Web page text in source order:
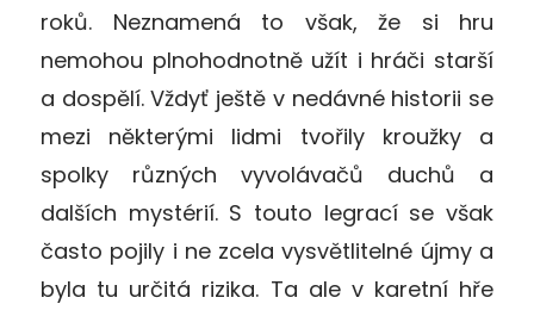
roků. Neznamená to však, že si hru
nemohou plnohodnotně užít i hráči starší
a dospělí. Vždyť ještě v nedávné historii se
mezi některými lidmi tvořily kroužky a
spolky různých vyvolávačů duchů a
dalších mystérií. S touto legrací se však
často pojily i ne zcela vysvětlitelné újmy a
byla tu určitá rizika. Ta ale v karetní hře